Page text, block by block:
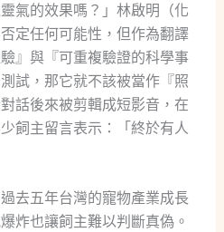
氣的效果嗎？」林啟明（化
定任何可能性，但作為翻譯
』與『可重複驗證的科學事
試，那它就不該被當作『照
話後來被剪輯成短影音，在
飼主留言表示：「終於有人
去五年台灣的寵物產業成長
炸也讓飼主難以判斷真偽。